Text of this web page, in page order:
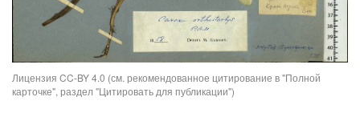
Лицензия CC-BY 4.0 (см. рекомендованное цитирование в "Полной
карточке", раздел "Цитировать для публикации")